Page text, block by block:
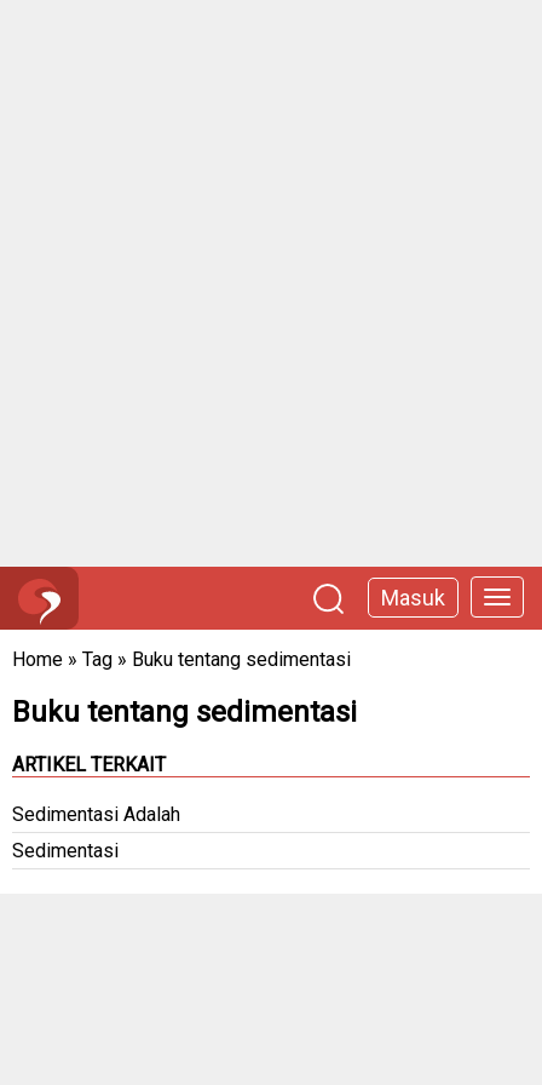
Masuk
Home » Tag » Buku tentang sedimentasi
Buku tentang sedimentasi
ARTIKEL TERKAIT
Sedimentasi Adalah
Sedimentasi